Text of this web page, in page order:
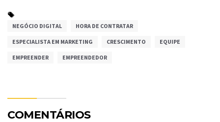
NEGÓCIO DIGITAL HORA DE CONTRATAR
ESPECIALISTA EM MARKETING CRESCIMENTO EQUIPE
EMPREENDER EMPREENDEDOR
COMENTÁRIOS